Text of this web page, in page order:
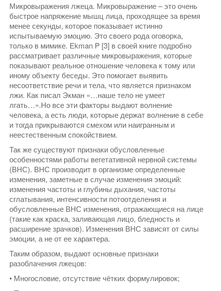
Микровыражения лжеца. Микровыражение – это очень
быстрое напряжение мышц лица, проходящее за время
менее секунды, которое показывает истинно
испытываемую эмоцию. Это своего рода оговорка,
только в мимике. Ekman P [3] в своей книге подробно
рассматривает различные микровыражения, которые
показывают реальное отношение человека к тому или
иному объекту беседы. Это помогает выявить
несоответствие речи и тела, что является признаком
лжи. Как писал Экман «…наше тело не умеет
лгать…».Но все эти факторы выдают волнение
человека, а есть люди, которые держат волнение в себе
и тогда прикрываются смехом или наигранным и
неестественным спокойствием.
Так же существуют признаки обусловленные
особенностями работы вегетативной нервной системы
(ВНС). ВНС производит в организме определенные
изменения, заметные в случае изменения эмоций:
изменения частоты и глубины дыхания, частоты
сглатывания, интенсивности потоотделения и
обусловленные ВНС изменения, отражающиеся на лице
(такие как краска, заливающая лицо, бледность и
расширение зрачков). Изменения ВНС зависят от силы
эмоции, а не от ее характера.
Таким образом, выдают основные признаки
разоблачения лжецов:
• Многословие, отсутствие чётких формулировок;